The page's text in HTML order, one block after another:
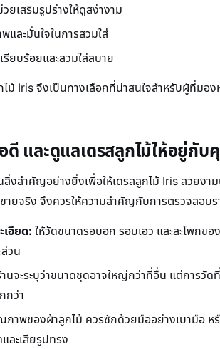
ยเสริมรูปร่างให้ดูสง่างาม
และมั่นใจในการสวมใส่
ยบร้อยและสวมใส่สบาย
ม้ Iris จึงเป็นทางเลือกที่น่าสนใจสำหรับผู้ที่มอ
อดี และดูแลเดรสลูกไม้ให้อยู่กั
สิ่งสำคัญอย่างยิ่งเพื่อให้เดรสลูกไม้ Iris สวย
ายจริง จึงควรให้ความสำคัญกับการตรวจสอบ
เอียด: ให้วัดขนาดรอบอก รอบเอว และสะโพกข
วน
นจะระบุว่าขนาดชุดอาจใหญ่กว่าที่อื่น แต่การวั
กว่า
าพของผ้าลูกไม้ ควรซักด้วยมืออย่างเบามือ ห
ละเสียรูปทรง